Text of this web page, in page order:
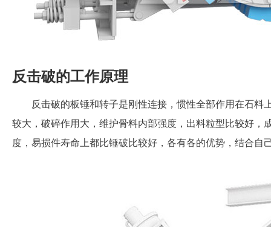
反击破的工作原理
反击破的板锤和转子是刚性连接，惯性全部作用在石料
较大，破碎作用大，维护骨料内部强度，出料粒型比较好，
度，易损件寿命上都比锤破比较好，各有各的优势，结合自